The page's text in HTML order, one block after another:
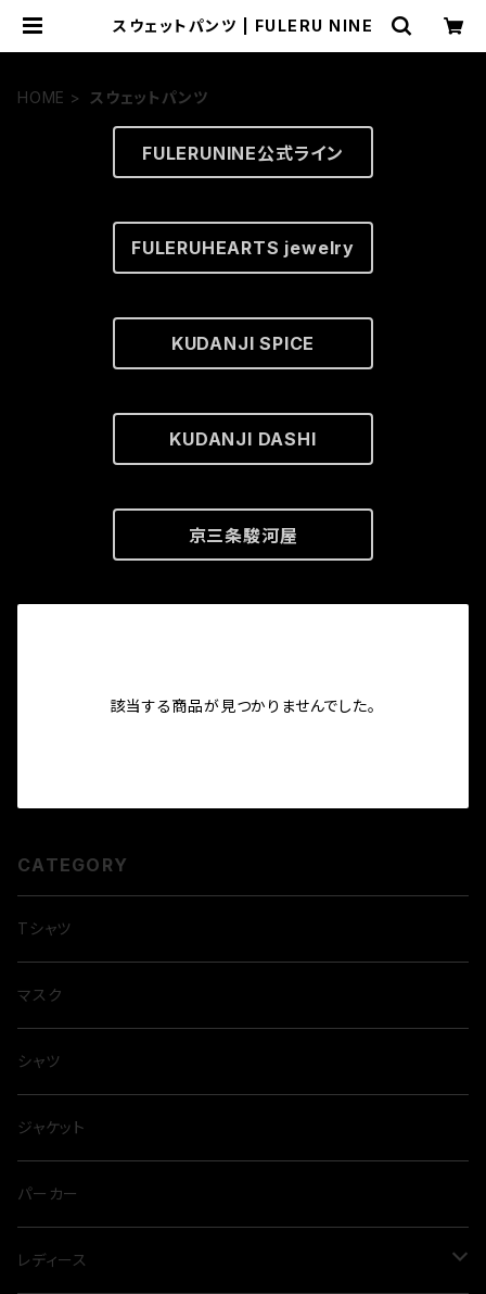
スウェットパンツ | FULERU NINE
HOME スウェットパンツ
FULERUNINE公式ライン
FULERUHEARTS jewelry
KUDANJI SPICE
KUDANJI DASHI
京三条駿河屋
該当する商品が見つかりませんでした。
CATEGORY
Tシャツ
マスク
シャツ
ジャケット
パーカー
レディース